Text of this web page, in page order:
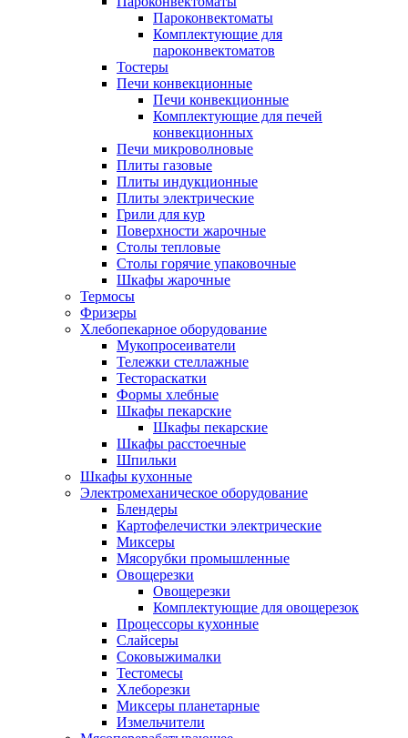
Пароконвектоматы
Комплектующие для
пароконвектоматов
Тостеры
Печи конвекционные
Печи конвекционные
Комплектующие для печей
конвекционных
Печи микроволновые
Плиты газовые
Плиты индукционные
Плиты электрические
Грили для кур
Поверхности жарочные
Столы тепловые
Столы горячие упаковочные
Шкафы жарочные
Термосы
Фризеры
Хлебопекарное оборудование
Мукопросеиватели
Тележки стеллажные
Тестораскатки
Формы хлебные
Шкафы пекарские
Шкафы пекарские
Шкафы расстоечные
Шпильки
Шкафы кухонные
Электромеханическое оборудование
Блендеры
Картофелечистки электрические
Миксеры
Мясорубки промышленные
Овощерезки
Овощерезки
Комплектующие для овощерезок
Процессоры кухонные
Слайсеры
Соковыжималки
Тестомесы
Хлеборезки
Миксеры планетарные
Измельчители